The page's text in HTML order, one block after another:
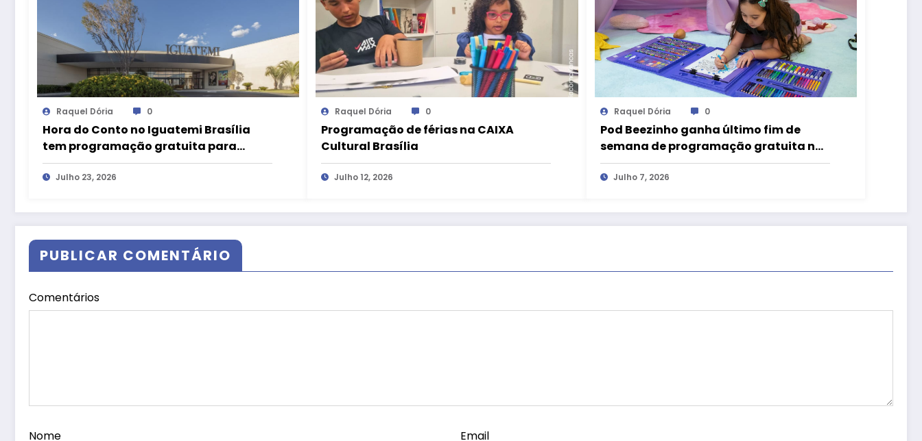
Raquel Dória 0
Hora do Conto no Iguatemi Brasília
tem programação gratuita para
crianças neste fim de semana
Julho 23, 2026
Raquel Dória 0
Programação de férias na CAIXA
Cultural Brasília
Julho 12, 2026
Raquel Dória 0
Pod Beezinho ganha último fim de
semana de programação gratuita no
Boulevard Shopping Brasília
Julho 7, 2026
PUBLICAR COMENTÁRIO
Comentários
Nome Email